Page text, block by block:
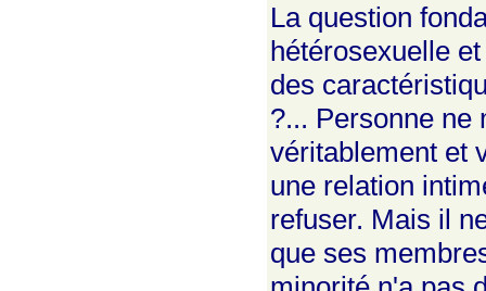
La question
hétérosexuelle
des
?... Personne ne
véritablement et
une relation
refuser. Mais il
que ses